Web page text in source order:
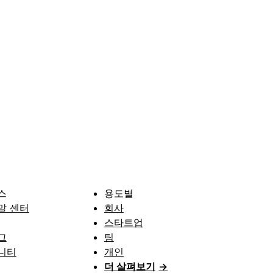
센터
티
용도별
회사
스타트업
팀
개인
더 살펴보기 →